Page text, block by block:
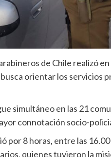
de Chile realizó
orientar los servicios
simultáneo en las 21
connotación socio-
por 8 horas, entre las
quienes tuvieron la